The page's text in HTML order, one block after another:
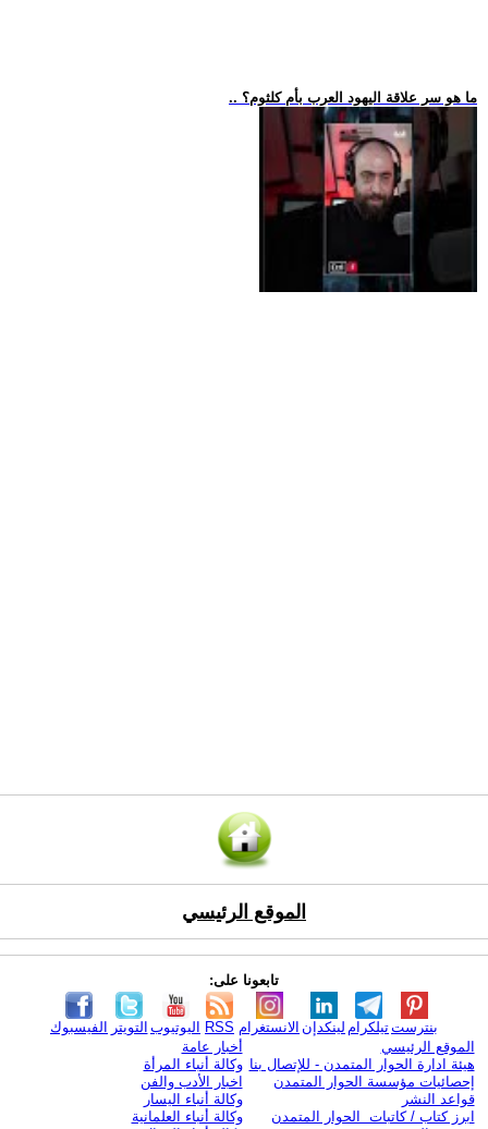
.. ما هو سر علاقة اليهود العرب بأم كلثوم؟
الموقع الرئيسي
تابعونا على:
الفيسبوك التويتر اليوتيوب RSS الانستغرام لينكدإن تيلكرامبنترست
الموقع الرئيسي
هيئة ادارة الحوار المتمدن - للإتصال بنا
إحصائيات مؤسسة الحوار المتمدن
قواعد النشر
ابرز كتاب / كاتبات الحوار المتمدن
أخبار عامة
وكالة أنباء المرأة
اخبار الأدب والفن
وكالة أنباء اليسار
وكالة أنباء العلمانية